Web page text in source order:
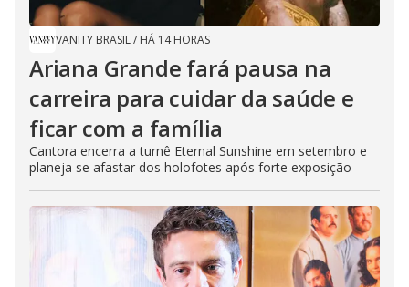
VANITY BRASIL/ HÁ 14 HORAS
Ariana Grande fará pausa na
carreira para cuidar da saúde e
ficar com a família
Cantora encerra a turnê Eternal Sunshine em setembro e
planeja se afastar dos holofotes após forte exposição